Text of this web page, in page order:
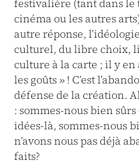
festivalière (tant dans le
cinéma ou les autres
autre réponse,
culturel, du libre choix,
culture à la carte ; il y
les goûts » ! C’est
défense de la création.
: sommes-nous bien
idées-là, sommes-nous
n’avons nous pas déjà
faits?